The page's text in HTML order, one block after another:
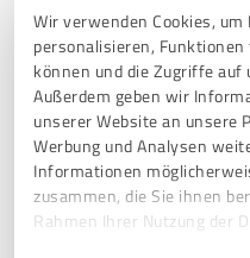
Wir verwenden Cookies,
personalisieren,
können und die Zugriffe auf
Außerdem geben wir
unserer Website an unsere
Werbung und Analysen
Informationen
zusammen, die Sie ihnen
Rahmen Ihrer Nutzung der
Die
Die-Heilpraktiker.de
digidor
djbande
Doc Bewertung
DocFinder
Docinsider
doctena
doctify